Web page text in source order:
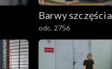
Barwy szczęścia
odc. 2756